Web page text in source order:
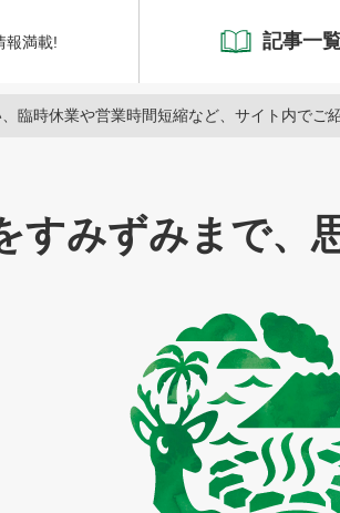
報満載! 記事一
臨時休業や営業時間短縮など、サイト内でご
すみずみまで、